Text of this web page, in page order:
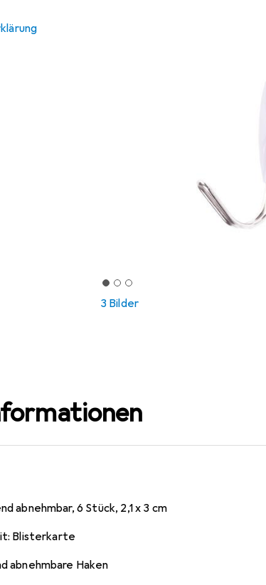
3 Bilder
abnehmbar, 6 Stück, 2,1 x 3 cm
Blisterkarte
abnehmbare Haken